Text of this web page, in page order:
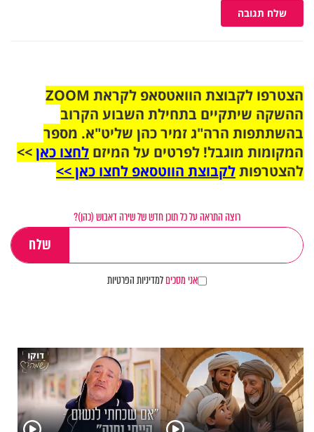
שלח תגובה
הצטרפו לקבוצת הוואטסאפ לקראת ZOOM
ההשקה שיתקיים בתחילת השבוע הקרוב
בהשתתפות הרה"ג זמיר כהן שליט"א. מספר
המקומות מוגבל! לפרטים על המיזם לחצו כאן>>
להצטרפותלקבוצת הווטסאפ לחצו כאן >>
רוצה התראה על כל תוכן חדש של שירה דאבוש (כהן)?
אני מסכיםלמדיניות הפרטיות